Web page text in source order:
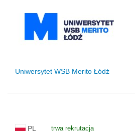
Uniwersytet WSB Merito Łódź
PL trwa rekrutacja